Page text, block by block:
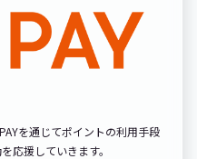
を通じてポイントの利用手段
応援していきます。